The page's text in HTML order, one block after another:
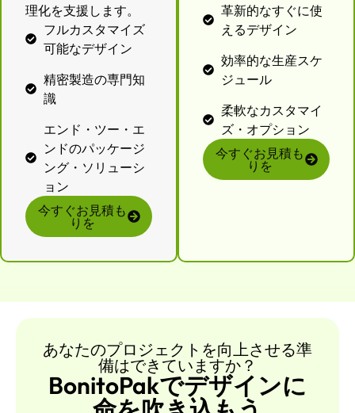
理化を支援します。
フルカスタマイズ
可能なデザイン
精密製造の専門知
識
エンド・ツー・エ
ンドのパッケージ
ング・ソリューシ
ョン
今すぐお見積も
りを
革新的なすぐに使
えるデザイン
効率的な生産スケ
ジュール
柔軟なカスタマイ
ズ・オプション
今すぐお見積も
りを
あなたのプロジェクトを向上させる準
備はできていますか？
BonitoPakでデザインに